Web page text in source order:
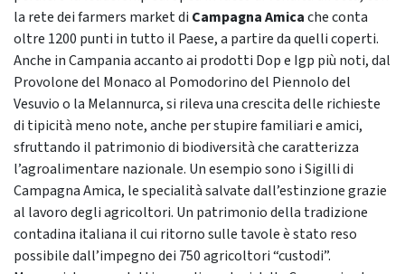
la rete dei farmers market di Campagna Amicache conta
oltre 1200 punti in tutto il Paese, a partire da quelli coperti.
Anche in Campania accanto ai prodotti Dop e Igp più noti, dal
Provolone del Monaco al Pomodorino del Piennolo del
Vesuvio o la Melannurca, si rileva una crescita delle richieste
di tipicità meno note, anche per stupire familiari e amici,
sfruttando il patrimonio di biodiversità che caratterizza
l’agroalimentare nazionale. Un esempio sono i Sigilli di
Campagna Amica, le specialità salvate dall’estinzione grazie
al lavoro degli agricoltori. Un patrimonio della tradizione
contadina italiana il cui ritorno sulle tavole è stato reso
possibile dall’impegno dei 750 agricoltori “custodi”.